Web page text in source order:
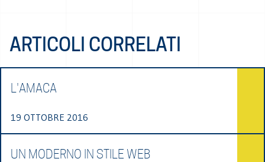
ARTICOLI CORRELATI
L'AMACA
19 OTTOBRE 2016
UN MODERNO IN STILE WEB